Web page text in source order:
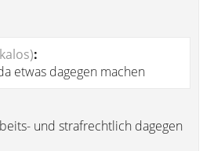
:
etwas dagegen machen
und strafrechtlich dagegen